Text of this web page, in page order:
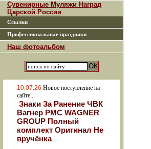
Сувенирные Муляжи Наград
Царской России
Ссылки
Профессиональные праздники
Наш фотоальбом
10.07.26 Новое поступление на
сайте...
Знаки За Ранение ЧВК
Вагнер РМС WAGNER
GROUP Полный
комплект Оригинал Не
вручёнка